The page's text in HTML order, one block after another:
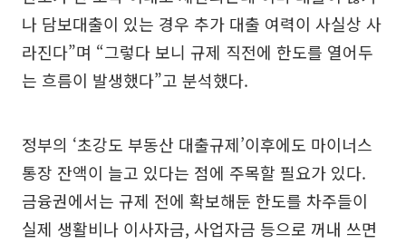
나 담보대출이 있는 경우 추가 대출 여력이 사실상 사
라진다”며 “그렇다 보니 규제 직전에 한도를 열어두
는 흐름이 발생했다”고 분석했다.
정부의 ‘초강도 부동산 대출규제’이후에도 마이너스
통장 잔액이 늘고 있다는 점에 주목할 필요가 있다.
금융권에서는 규제 전에 확보해둔 한도를 차주들이
실제 생활비나 이사자금, 사업자금 등으로 꺼내 쓰면